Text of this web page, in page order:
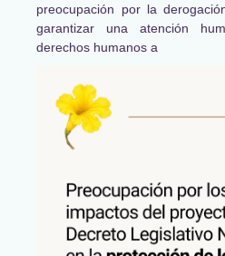
preocupación por la
garantizar una atención
derechos humanos a